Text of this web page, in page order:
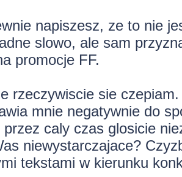
napiszesz, ze to nie
slowo, ale sam
promocje FF.
rzeczywiscie sie
mnie negatywnie do
przez caly czas glosicie
niewystarczajace?
tekstami w kierunku